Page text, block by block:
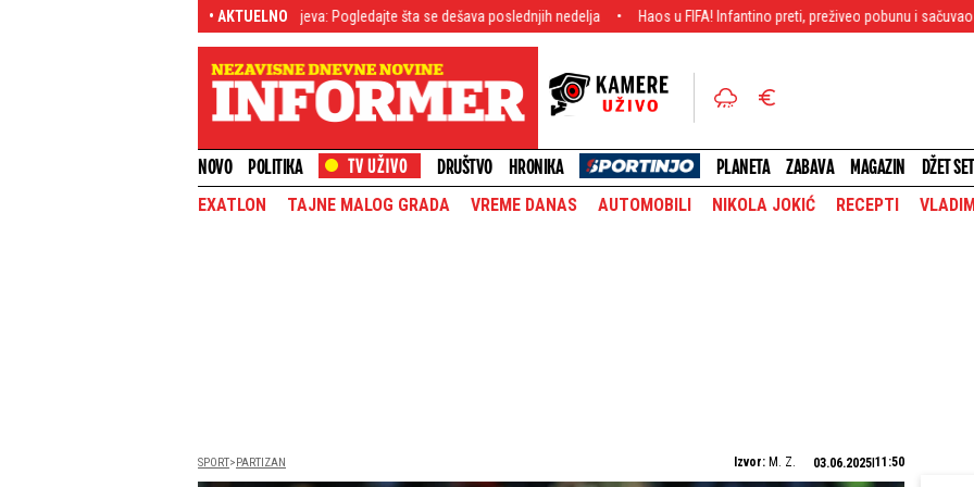
• AKTUELNO
meseci" Britanac razorio nade Kijeva: Pogledajte šta se dešava poslednjih nedelja Haos u FIFA! Infantino preti, preživeo pobunu i sačuvao fotelju,
NOVO POLITIKA DRUŠTVO HRONIKA PLANETA ZABAVA MAGAZIN DŽET SET
EXATLON TAJNE MALOG GRADA VREME DANAS AUTOMOBILI NIKOLA JOKIĆ RECEPTI
SPORT PARTIZAN Izvor: M. Z. 03.06.2025 11:50